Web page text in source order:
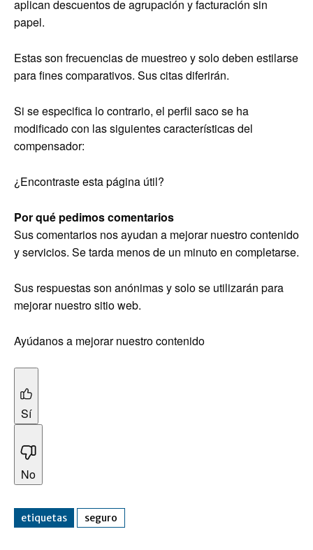
aplican descuentos de agrupación y facturación sin
papel.
Estas son frecuencias de muestreo y solo deben estilarse
para fines comparativos. Sus citas diferirán.
Si se especifica lo contrario, el perfil saco se ha
modificado con las siguientes características del
compensador:
¿Encontraste esta página útil?
Por qué pedimos comentarios
Sus comentarios nos ayudan a mejorar nuestro contenido
y servicios. Se tarda menos de un minuto en completarse.
Sus respuestas son anónimas y solo se utilizarán para
mejorar nuestro sitio web.
Ayúdanos a mejorar nuestro contenido
Sí
No
etiquetas seguro